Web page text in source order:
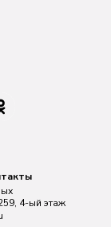
4-ый этаж